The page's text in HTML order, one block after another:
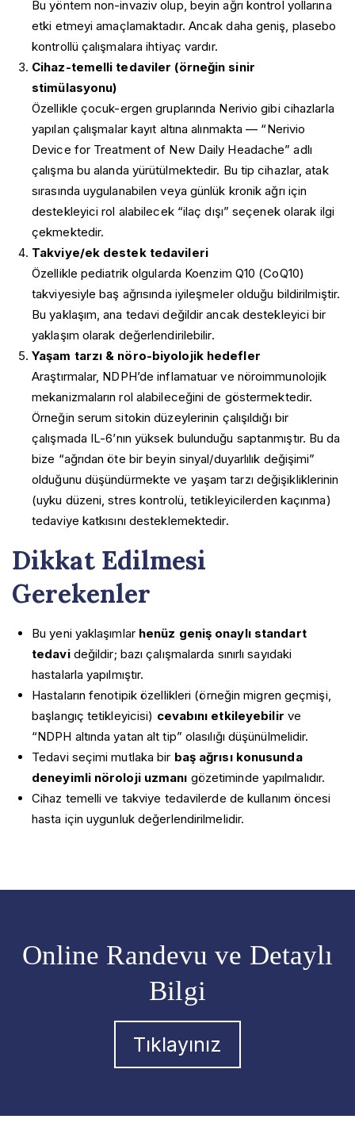
Bu yöntem non-invaziv olup, beyin ağrı kontrol yollarına
etki etmeyi amaçlamaktadır. Ancak daha geniş, plasebo
kontrollü çalışmalara ihtiyaç vardır.
Cihaz-temelli tedaviler (örneğin sinir
stimülasyonu)
Özellikle çocuk-ergen gruplarında Nerivio gibi cihazlarla
yapılan çalışmalar kayıt altına alınmakta — “Nerivio
Device for Treatment of New Daily Headache” adlı
çalışma bu alanda yürütülmektedir. Bu tip cihazlar, atak
sırasında uygulanabilen veya günlük kronik ağrı için
destekleyici rol alabilecek “ilaç dışı” seçenek olarak ilgi
çekmektedir.
Takviye/ek destek tedavileri
Özellikle pediatrik olgularda Koenzim Q10 (CoQ10)
takviyesiyle baş ağrısında iyileşmeler olduğu bildirilmiştir.
Bu yaklaşım, ana tedavi değildir ancak destekleyici bir
yaklaşım olarak değerlendirilebilir.
Yaşam tarzı & nöro-biyolojik hedefler
Araştırmalar, NDPH’de inflamatuar ve nöroimmunolojik
mekanizmaların rol alabileceğini de göstermektedir.
Örneğin serum sitokin düzeylerinin çalışıldığı bir
çalışmada IL-6’nın yüksek bulunduğu saptanmıştır. Bu da
bize “ağrıdan öte bir beyin sinyal/duyarlılık değişimi”
olduğunu düşündürmekte ve yaşam tarzı değişikliklerinin
(uyku düzeni, stres kontrolü, tetikleyicilerden kaçınma)
tedaviye katkısını desteklemektedir.
Dikkat Edilmesi
Gerekenler
Bu yeni yaklaşımlar henüz geniş onaylı standart
tedavideğildir; bazı çalışmalarda sınırlı sayıdaki
hastalarla yapılmıştır.
Hastaların fenotipik özellikleri (örneğin migren geçmişi,
başlangıç tetikleyicisi) cevabını etkileyebilir ve
“NDPH altında yatan alt tip” olasılığı düşünülmelidir.
Tedavi seçimi mutlaka bir baş ağrısı konusunda
deneyimli nöroloji uzmanı gözetiminde yapılmalıdır.
Cihaz temelli ve takviye tedavilerde de kullanım öncesi
hasta için uygunluk değerlendirilmelidir.
Online Randevu ve Detaylı
Bilgi
Tıklayınız